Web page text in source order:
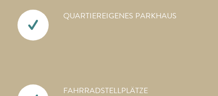
QUARTIEREIGENES PARKHAUS
FAHRRAD­STELLPLÄTZE